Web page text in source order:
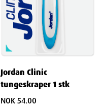
Jordan Clinic
tungeskraper 1 stk
NOK 54.00